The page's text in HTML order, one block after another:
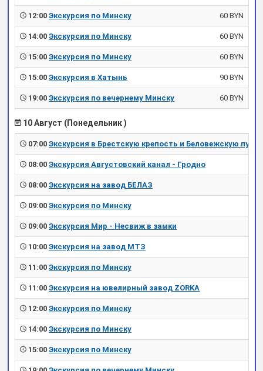
12:00 Экскурсия по Минску 60 BYN
14:00 Экскурсия по Минску 60 BYN
15:00 Экскурсия по Минску 60 BYN
15:00 Экскурсия в Хатынь 90 BYN
19:00 Экскурсия по вечернему Минску 60 BYN
10 Август (Понедельник )
07:00 Экскурсия в Брестскую крепость и Беловежскую пущу
08:00 Экскурсия Августовский канал - Гродно
08:00 Экскурсия на завод БЕЛАЗ
09:00 Экскурсия по Минску
09:00 Экскурсия Мир - Несвиж в замки
10:00 Экскурсия на завод МТЗ
11:00 Экскурсия по Минску
11:00 Экскурсия на ювелирный завод ZORKA
12:00 Экскурсия по Минску
14:00 Экскурсия по Минску
15:00 Экскурсия по Минску